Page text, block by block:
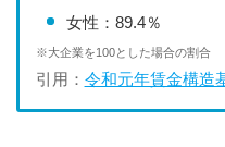
女性：89.4％
※大企業を100とした場合の割合
引用： 令和元年賃金構造